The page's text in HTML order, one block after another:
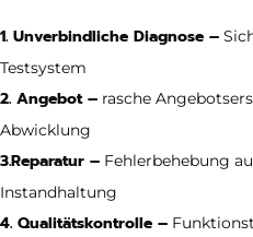
1. Unverbindliche Diagnose –
Testsystem
2. Angebot – rasche
Abwicklung
3.Reparatur – Fehlerbehebung
Instandhaltung
4. Qualitätskontrolle –